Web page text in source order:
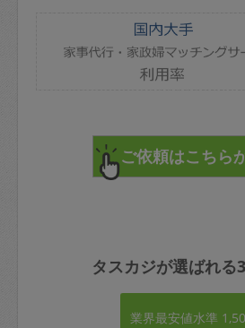
タスカジが選ばれる
業界最安値水準